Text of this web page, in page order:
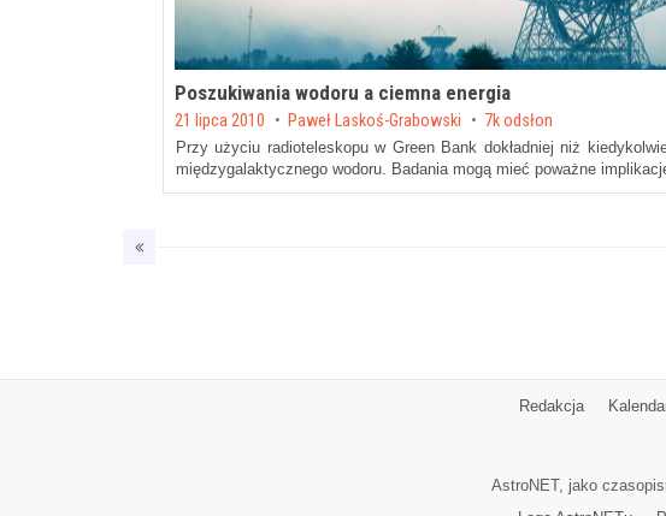
Poszukiwania wodoru a ciemna energia
Posted on
21 lipca 2010 by Paweł Laskoś-Grabowski 7k odsłon
Przy użyciu radioteleskopu w Green Bank dokładniej niż
międzygalaktycznego wodoru. Badania mogą mieć poważne
Redakcja
AstroNET, jako